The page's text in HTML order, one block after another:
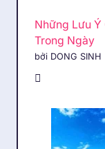
Những Lưu Ý
Trong Ngày
bởi DONG SINH